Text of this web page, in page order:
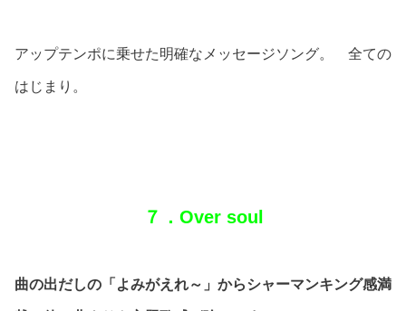
アップテンポに乗せた明確なメッセージソング。 全ての
はじまり。
７．Over soul
曲の出だしの「よみがえれ～」からシャーマンキング感満